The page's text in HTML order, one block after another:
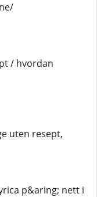
/ hvordan
uten resept,
p&aring; nett i